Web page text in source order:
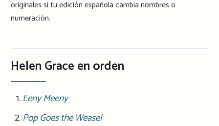
originales si tu edición española cambia nombres o
numeración.
Helen Grace en orden
Eeny Meeny
Pop Goes the Weasel